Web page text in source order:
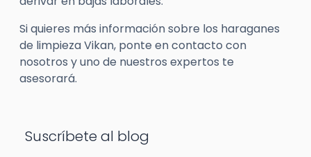
Si quieres más información sobre los haraganes
de limpieza Vikan, ponte en contacto con
nosotros y uno de nuestros expertos te
asesorará.
Suscríbete al blog